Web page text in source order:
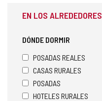
EN LOS ALREDEDORES
DÓNDE DORMIR
POSADAS REALES
CASAS RURALES
POSADAS
HOTELES RURALES